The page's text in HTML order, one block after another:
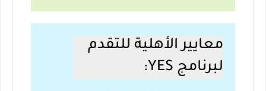
معايير الأهلية للتقدم
لبرنامج YES: